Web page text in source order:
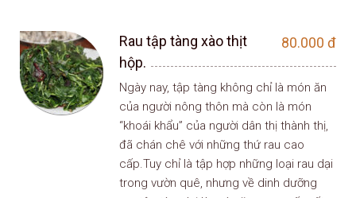
80.000 đ
Rau tập tàng xào thịt
hộp.
Ngày nay, tập tàng không chỉ là món ăn
của người nông thôn mà còn là món
“khoái khẩu” của người dân thị thành thị,
đã chán chê với những thứ rau cao
cấp.Tuy chỉ là tập hợp những loại rau dại
trong vườn quê, nhưng về dinh dưỡng